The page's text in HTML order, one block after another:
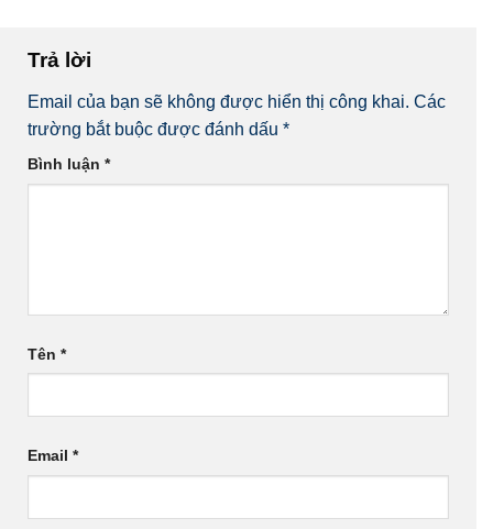
Trả lời
Email của bạn sẽ không được hiển thị công khai. Các
trường bắt buộc được đánh dấu *
Bình luận *
Tên *
Email *